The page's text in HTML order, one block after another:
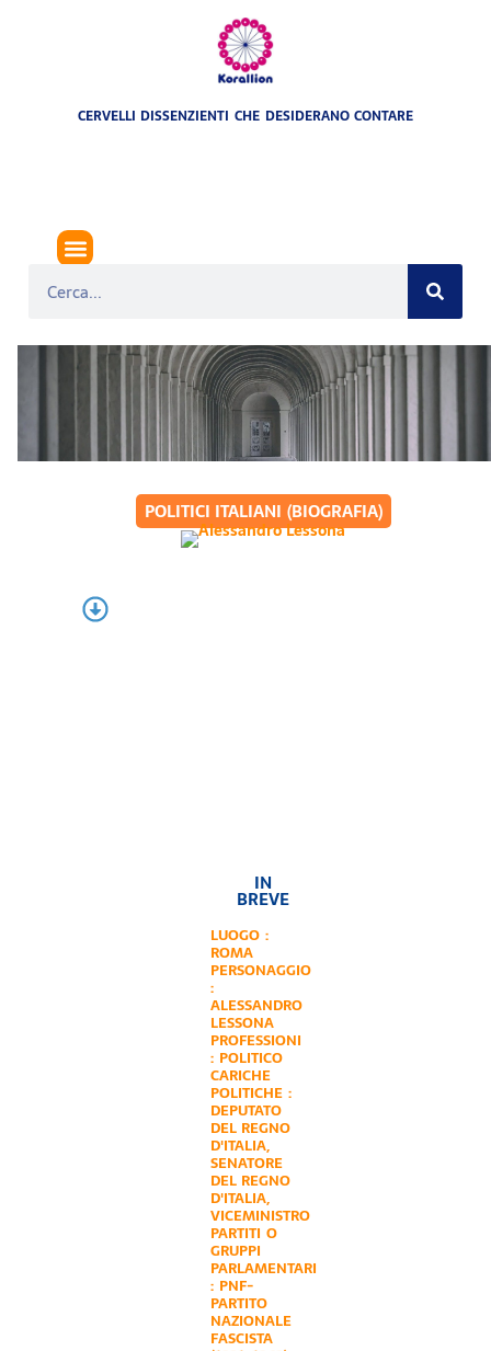
CERVELLI DISSENZIENTI CHE DESIDERANO CONTARE
POLITICI ITALIANI (BIOGRAFIA)
IN
BREVE
LUOGO :
ROMA
PERSONAGGIO
:
ALESSANDRO
LESSONA
PROFESSIONI
: POLITICO
CARICHE
POLITICHE :
DEPUTATO
DEL REGNO
D'ITALIA,
SENATORE
DEL REGNO
D'ITALIA,
VICEMINISTRO
PARTITI O
GRUPPI
PARLAMENTARI
: PNF-
PARTITO
NAZIONALE
FASCISTA